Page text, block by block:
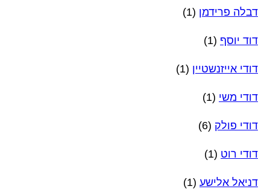
דבלה פרידמן (1)
דוד יוסף (1)
דודי אייזנשטיין (1)
דודי משי (1)
דודי פולק (6)
דודי רוט (1)
דניאל אלישע (1)